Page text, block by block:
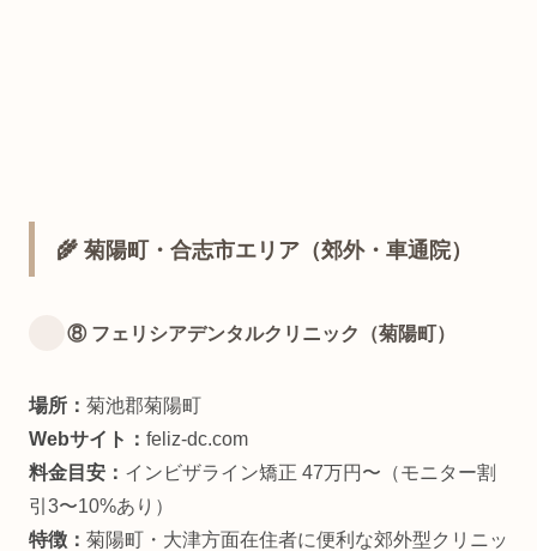
🌾 菊陽町・合志市エリア（郊外・車通院）
⑧ フェリシアデンタルクリニック（菊陽町）
場所： 菊池郡菊陽町
Webサイト： feliz-dc.com
料金目安： インビザライン矯正 47万円〜（モニター割
引3〜10%あり）
特徴： 菊陽町・大津方面在住者に便利な郊外型クリニッ